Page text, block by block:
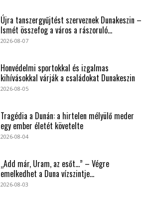
Újra tanszergyűjtést szerveznek Dunakeszin –
Ismét összefog a város a rászoruló...
2026-08-07
Honvédelmi sportokkal és izgalmas
kihívásokkal várják a családokat Dunakeszin
2026-08-05
Tragédia a Dunán: a hirtelen mélyülő meder
egy ember életét követelte
2026-08-04
„Add már, Uram, az esőt…” – Végre
emelkedhet a Duna vízszintje...
2026-08-03